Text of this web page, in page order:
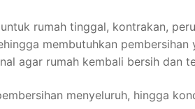
rumah tinggal, kontrakan,
membutuhkan
agar rumah kembali bersih dan
menyeluruh, hingga